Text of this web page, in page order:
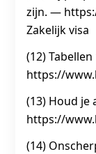
zijn. —
Zakelijk visa
(12)
https://
(13) Houd
https://
(14)